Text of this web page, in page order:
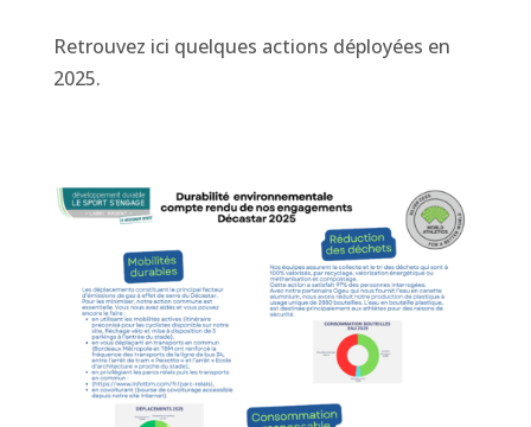
Retrouvez ici quelques actions déployées en
2025.